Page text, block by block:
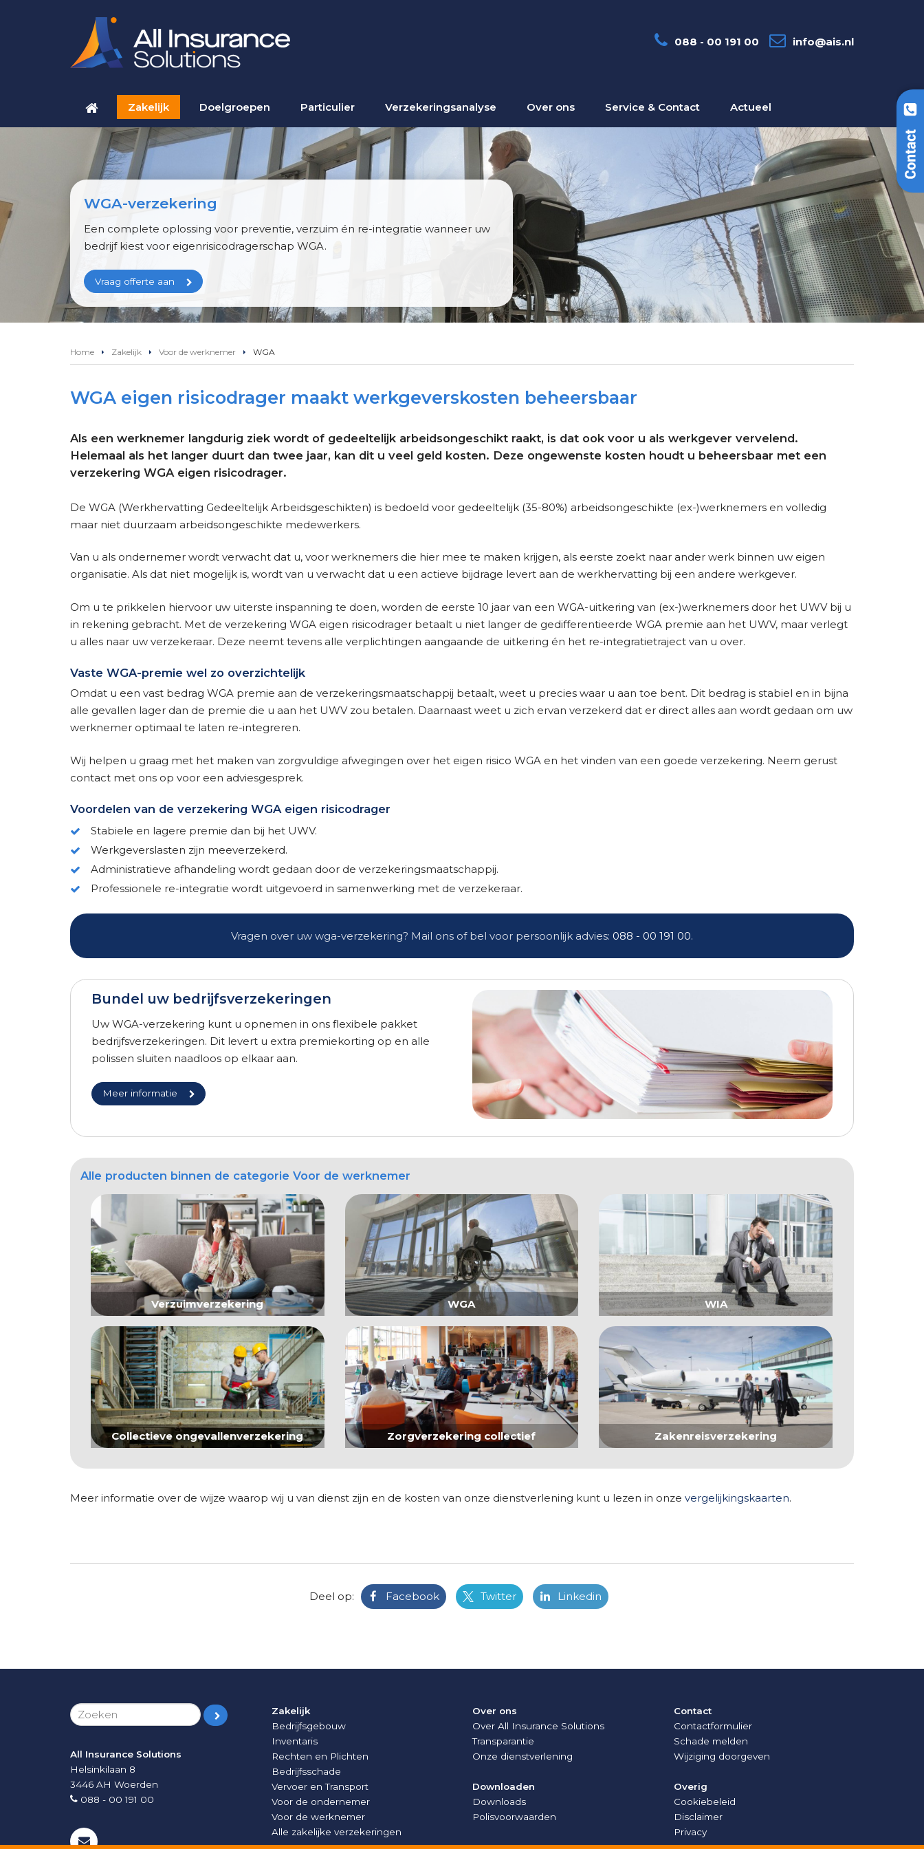
088 - 00 191 00 info@ais.nl
Zakelijk Doelgroepen Particulier Verzekeringsanalyse Over ons Service & Contact Actueel
WGA-verzekering
Een complete oplossing voor preventie, verzuim én re-integratie wanneer uw
bedrijf kiest voor eigenrisicodragerschap WGA.
Vraag offerte aan
Home Zakelijk Voor de werknemer WGA
WGA eigen risicodrager maakt werkgeverskosten beheersbaar
Als een werknemer langdurig ziek wordt of gedeeltelijk arbeidsongeschikt raakt, is dat ook voor u als werkgever vervelend.
Helemaal als het langer duurt dan twee jaar, kan dit u veel geld kosten. Deze ongewenste kosten houdt u beheersbaar met een
verzekering WGA eigen risicodrager.
De WGA (Werkhervatting Gedeeltelijk Arbeidsgeschikten) is bedoeld voor gedeeltelijk (35-80%) arbeidsongeschikte (ex-)werknemers en volledig
maar niet duurzaam arbeidsongeschikte medewerkers.
Van u als ondernemer wordt verwacht dat u, voor werknemers die hier mee te maken krijgen, als eerste zoekt naar ander werk binnen uw eigen
organisatie. Als dat niet mogelijk is, wordt van u verwacht dat u een actieve bijdrage levert aan de werkhervatting bij een andere werkgever.
Om u te prikkelen hiervoor uw uiterste inspanning te doen, worden de eerste 10 jaar van een WGA-uitkering van (ex-)werknemers door het UWV bij u
in rekening gebracht. Met de verzekering WGA eigen risicodrager betaalt u niet langer de gedifferentieerde WGA premie aan het UWV, maar verlegt
u alles naar uw verzekeraar. Deze neemt tevens alle verplichtingen aangaande de uitkering én het re-integratietraject van u over.
Vaste WGA-premie wel zo overzichtelijk
Omdat u een vast bedrag WGA premie aan de verzekeringsmaatschappij betaalt, weet u precies waar u aan toe bent. Dit bedrag is stabiel en in bijna
alle gevallen lager dan de premie die u aan het UWV zou betalen. Daarnaast weet u zich ervan verzekerd dat er direct alles aan wordt gedaan om uw
werknemer optimaal te laten re-integreren.
Wij helpen u graag met het maken van zorgvuldige afwegingen over het eigen risico WGA en het vinden van een goede verzekering. Neem gerust
contact met ons op voor een adviesgesprek.
Voordelen van de verzekering WGA eigen risicodrager
Stabiele en lagere premie dan bij het UWV.
Werkgeverslasten zijn meeverzekerd.
Administratieve afhandeling wordt gedaan door de verzekeringsmaatschappij.
Professionele re-integratie wordt uitgevoerd in samenwerking met de verzekeraar.
Vragen over uw wga-verzekering? Mail ons of bel voor persoonlijk advies: 088 - 00 191 00.
Bundel uw bedrijfsverzekeringen
Uw WGA-verzekering kunt u opnemen in ons flexibele pakket
bedrijfsverzekeringen. Dit levert u extra premiekorting op en alle
polissen sluiten naadloos op elkaar aan.
Meer informatie
Alle producten binnen de categorie Voor de werknemer
Verzuimverzekering WGA WIA
Collectieve ongevallenverzekering Zorgverzekering collectief Zakenreisverzekering
Meer informatie over de wijze waarop wij u van dienst zijn en de kosten van onze dienstverlening kunt u lezen in onze vergelijkingskaarten.
Deel op: Facebook Twitter Linkedin
All Insurance Solutions
Helsinkilaan 8
3446 AH Woerden
088 - 00 191 00
Zakelijk
Bedrijfsgebouw
Inventaris
Rechten en Plichten
Bedrijfsschade
Vervoer en Transport
Voor de ondernemer
Voor de werknemer
Alle zakelijke verzekeringen
Over ons
Over All Insurance Solutions
Transparantie
Onze dienstverlening
Downloaden
Downloads
Polisvoorwaarden
Contact
Contactformulier
Schade melden
Wijziging doorgeven
Overig
Cookiebeleid
Disclaimer
Privacy